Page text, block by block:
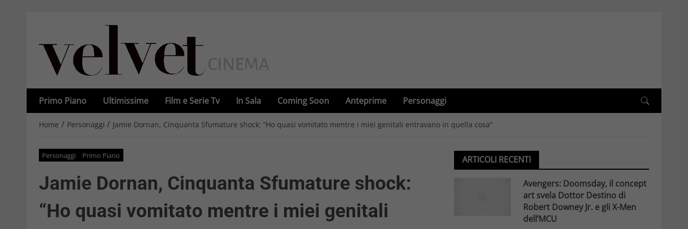
Primo Piano Ultimissime Film e Serie Tv In Sala Coming Soon Anteprime Personaggi
Home / Personaggi / Jamie Dornan, Cinquanta Sfumature shock: “Ho quasi vomitato mentre i miei genitali entravano in quella cosa”
Personaggi Primo Piano
Jamie Dornan, Cinquanta Sfumature shock:
“Ho quasi vomitato mentre i miei genitali
ARTICOLI RECENTI
Avengers: Doomsday, il concept
art svela Dottor Destino di
Robert Downey Jr. e gli X-Men
dell’MCU